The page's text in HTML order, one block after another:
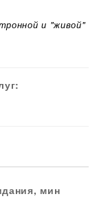
и "живой"
мин